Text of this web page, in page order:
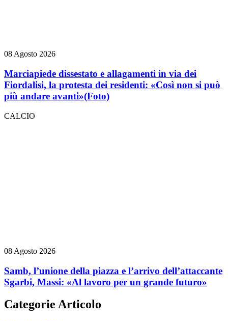
08 Agosto 2026
Marciapiede dissestato e allagamenti in via dei
Fiordalisi, la protesta dei residenti: «Così non si può
più andare avanti»(Foto)
CALCIO
08 Agosto 2026
Samb, l’unione della piazza e l’arrivo dell’attaccante
Sgarbi, Massi: «Al lavoro per un grande futuro»
Categorie Articolo